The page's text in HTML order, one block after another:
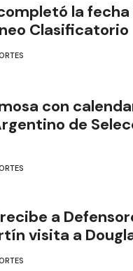
la fecha
Clasificatorio
con
de
a
visita a